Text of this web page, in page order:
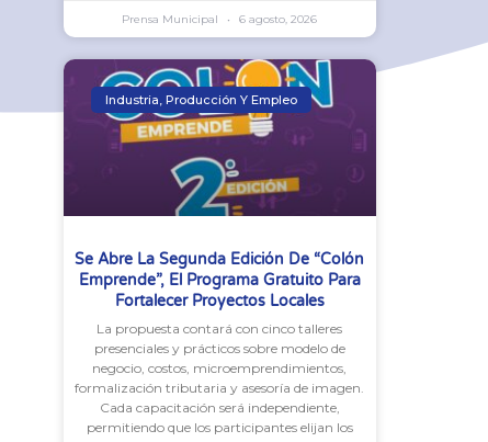
Prensa Municipal 6 agosto, 2026
Industria, Producción Y Empleo
Se Abre La Segunda Edición De “Colón
Emprende”, El Programa Gratuito Para
Fortalecer Proyectos Locales
La propuesta contará con cinco talleres
presenciales y prácticos sobre modelo de
negocio, costos, microemprendimientos,
formalización tributaria y asesoría de imagen.
Cada capacitación será independiente,
permitiendo que los participantes elijan los